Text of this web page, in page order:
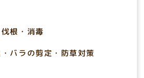
根・消毒
バラの剪定・防草対策